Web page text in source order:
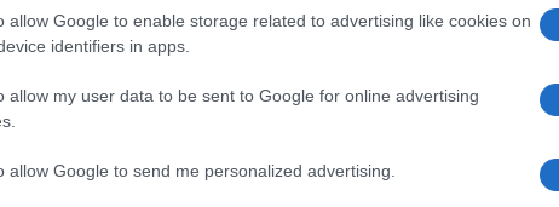
allow Google to enable storage related to advertising like cookies on
identifiers in apps.
allow my user data to be sent to Google for online advertising
allow Google to send me personalized advertising.
nostro e di chi ci ascolta. Che, come
a noi.
musica in un certo modo, che il provare ad
di essere realmente libero, insieme a quello
di vivere e di cercare un destino migliore